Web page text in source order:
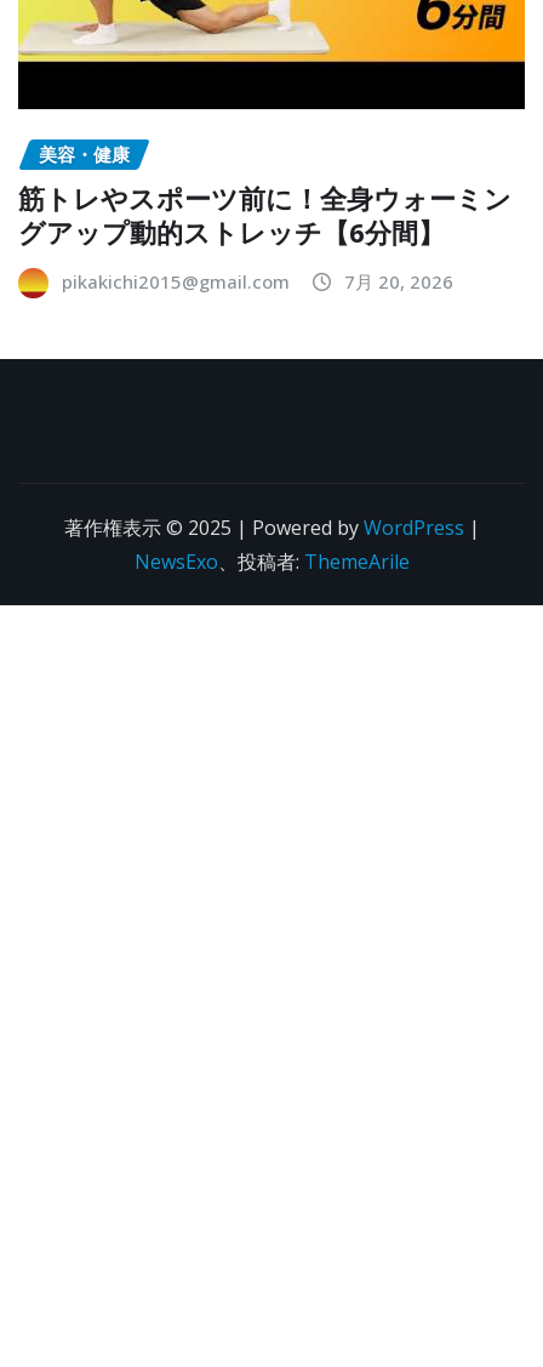
美容・健康
筋トレやスポーツ前に！全身ウォーミン
グアップ動的ストレッチ【6分間】
pikakichi2015@gmail.com 7月 20, 2026
著作権表示 © 2025 | Powered byWordPress |
NewsExo、投稿者: ThemeArile